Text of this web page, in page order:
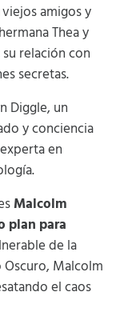
amigos y
Thea y
relación con
secretas.
Diggle, un
y conciencia
en
Malcolm
plan para
de la
Malcolm
el caos